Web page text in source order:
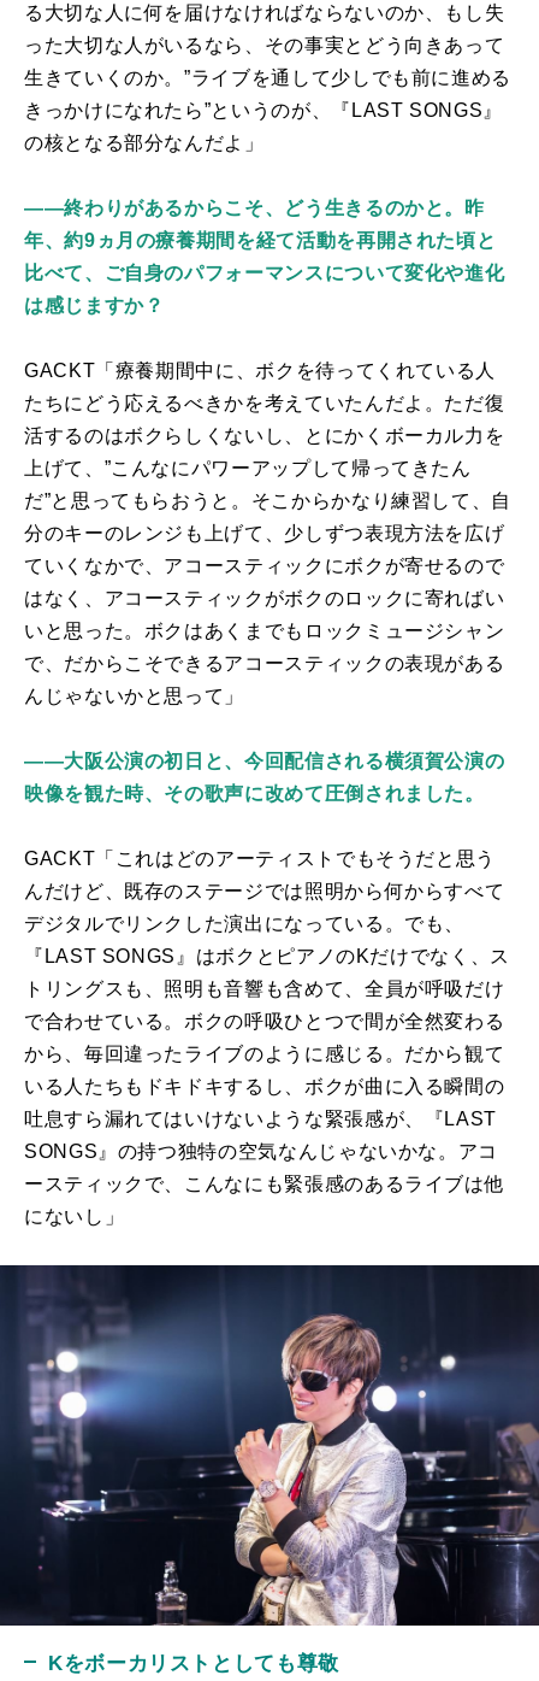
る大切な人に何を届けなければならないのか、もし失
った大切な人がいるなら、その事実とどう向きあって
生きていくのか。”ライブを通して少しでも前に進める
きっかけになれたら”というのが、『 LAST SONGS 』
の核となる部分なんだよ」
——終わりがあるからこそ、どう生きるのかと。昨
年、約9ヵ月の療養期間を経て活動を再開された頃と
比べて、ご自身のパフォーマンスについて変化や進化
は感じますか？
GACKT「療養期間中に、ボクを待ってくれている人
たちにどう応えるべきかを考えていたんだよ。ただ復
活するのはボクらしくないし、とにかくボーカル力を
上げて、”こんなにパワーアップして帰ってきたん
だ”と思ってもらおうと。そこからかなり練習して、自
分のキーのレンジも上げて、少しずつ表現方法を広げ
ていくなかで、アコースティックにボクが寄せるので
はなく、アコースティックがボクのロックに寄ればい
いと思った。ボクはあくまでもロックミュージシャン
で、だからこそできるアコースティックの表現がある
んじゃないかと思って」
——大阪公演の初日と、今回配信される横須賀公演の
映像を観た時、その歌声に改めて圧倒されました。
GACKT「これはどのアーティストでもそうだと思う
んだけど、既存のステージでは照明から何からすべて
デジタルでリンクした演出になっている。でも、
『 LAST SONGS 』はボクとピアノのKだけでなく、ス
トリングスも、照明も音響も含めて、全員が呼吸だけ
で合わせている。ボクの呼吸ひとつで間が全然変わる
から、毎回違ったライブのように感じる。だから観て
いる人たちもドキドキするし、ボクが曲に入る瞬間の
吐息すら漏れてはいけないような緊張感が、『 LAST
SONGS 』の持つ独特の空気なんじゃないかな。アコ
ースティックで、こんなにも緊張感のあるライブは他
にないし」
Kをボーカリストとしても尊敬